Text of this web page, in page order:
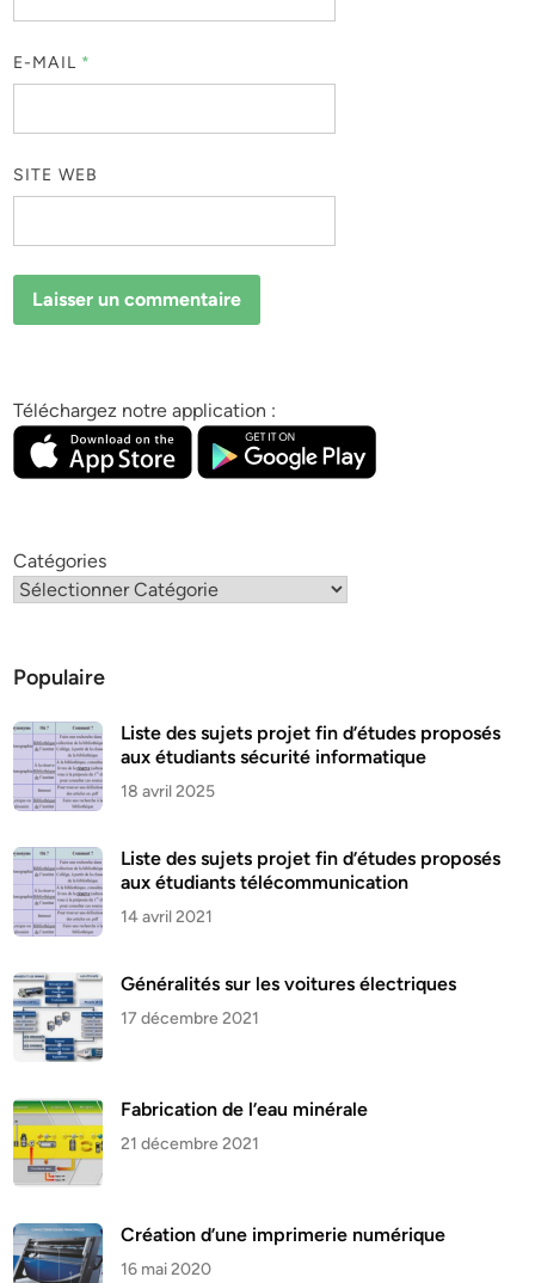
E-MAIL *
SITE WEB
Téléchargez notre application :
Catégories
Populaire
Liste des sujets projet fin d’études proposés
aux étudiants sécurité informatique
18 avril 2025
Liste des sujets projet fin d’études proposés
aux étudiants télécommunication
14 avril 2021
Généralités sur les voitures électriques
17 décembre 2021
Fabrication de l’eau minérale
21 décembre 2021
Création d’une imprimerie numérique
16 mai 2020